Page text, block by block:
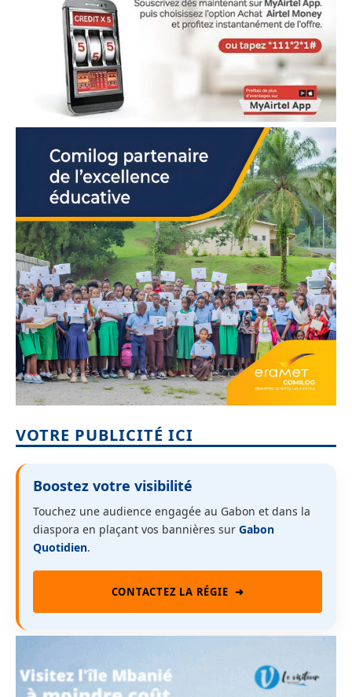
VOTRE PUBLICITÉ ICI
Boostez votre visibilité
Touchez une audience engagée au Gabon et dans la
diaspora en plaçant vos bannières sur Gabon
Quotidien.
CONTACTEZ LA RÉGIE ➜